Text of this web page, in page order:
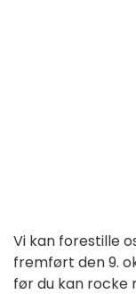
Vi kan forestille
fremført den 9.
før du kan rocke